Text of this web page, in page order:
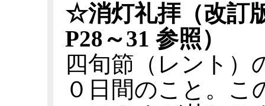
☆消灯礼拝（改訂
P28～31 参照）
四旬節（レント）
０日間のこと。こ